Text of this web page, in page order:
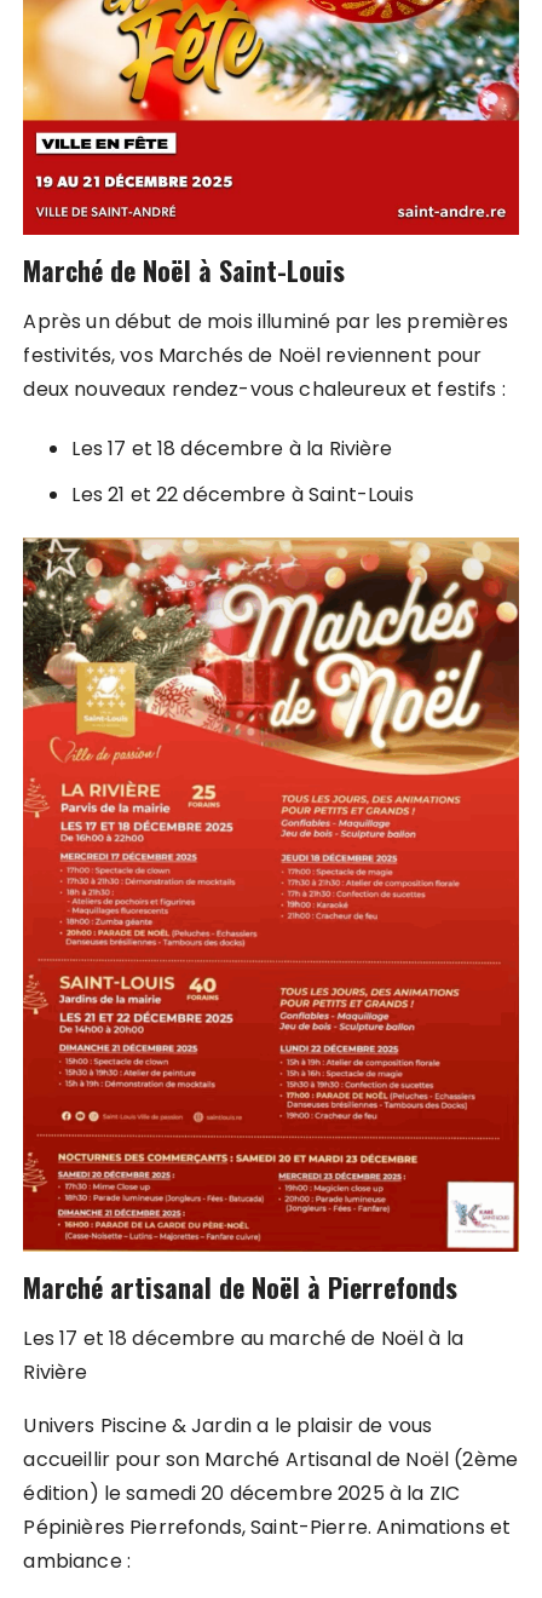
Marché de Noël à Saint-Louis
Après un début de mois illuminé par les premières
festivités, vos Marchés de Noël reviennent pour
deux nouveaux rendez-vous chaleureux et festifs :
Les 17 et 18 décembre à la Rivière
Les 21 et 22 décembre à Saint-Louis
Marché artisanal de Noël à Pierrefonds
Les 17 et 18 décembre au marché de Noël à la
Rivière
Univers Piscine & Jardin a le plaisir de vous
accueillir pour son Marché Artisanal de Noël (2ème
édition) le samedi 20 décembre 2025 à la ZIC
Pépinières Pierrefonds, Saint-Pierre. Animations et
ambiance :